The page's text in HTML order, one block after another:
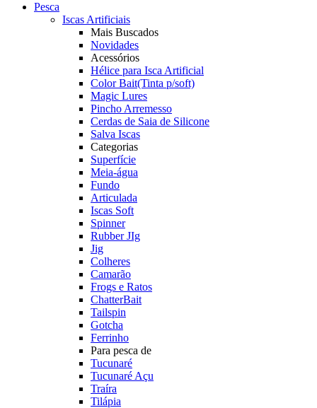
Pesca
Iscas Artificiais
Mais Buscados
Novidades
Acessórios
Hélice para Isca Artificial
Color Bait(Tinta p/soft)
Magic Lures
Pincho Arremesso
Cerdas de Saia de Silicone
Salva Iscas
Categorias
Superfície
Meia-água
Fundo
Articulada
Iscas Soft
Spinner
Rubber JIg
Jig
Colheres
Camarão
Frogs e Ratos
ChatterBait
Tailspin
Gotcha
Ferrinho
Para pesca de
Tucunaré
Tucunaré Açu
Traíra
Tilápia